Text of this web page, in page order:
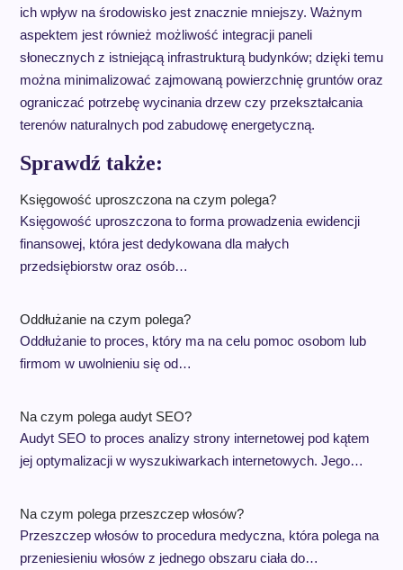
ich wpływ na środowisko jest znacznie mniejszy. Ważnym
aspektem jest również możliwość integracji paneli
słonecznych z istniejącą infrastrukturą budynków; dzięki temu
można minimalizować zajmowaną powierzchnię gruntów oraz
ograniczać potrzebę wycinania drzew czy przekształcania
terenów naturalnych pod zabudowę energetyczną.
Sprawdź także:
Księgowość uproszczona na czym polega?
Księgowość uproszczona to forma prowadzenia ewidencji
finansowej, która jest dedykowana dla małych
przedsiębiorstw oraz osób…
Oddłużanie na czym polega?
Oddłużanie to proces, który ma na celu pomoc osobom lub
firmom w uwolnieniu się od…
Na czym polega audyt SEO?
Audyt SEO to proces analizy strony internetowej pod kątem
jej optymalizacji w wyszukiwarkach internetowych. Jego…
Na czym polega przeszczep włosów?
Przeszczep włosów to procedura medyczna, która polega na
przeniesieniu włosów z jednego obszaru ciała do…